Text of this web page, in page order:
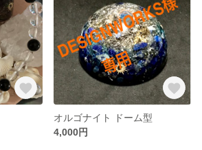
オルゴナイト ドーム型
4,000円